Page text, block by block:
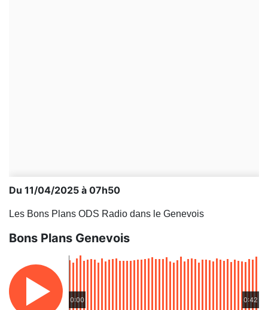
Du 11/04/2025 à 07h50
Les Bons Plans ODS Radio dans le Genevois
Bons Plans Genevois
0:00 0:42